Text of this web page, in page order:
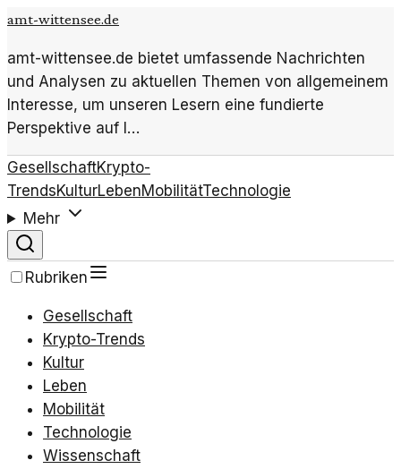
amt-wittensee.de
amt-wittensee.de bietet umfassende Nachrichten
und Analysen zu aktuellen Themen von allgemeinem
Interesse, um unseren Lesern eine fundierte
Perspektive auf l…
GesellschaftKrypto-
TrendsKulturLebenMobilitätTechnologie
Mehr
Rubriken
Gesellschaft
Krypto-Trends
Kultur
Leben
Mobilität
Technologie
Wissenschaft